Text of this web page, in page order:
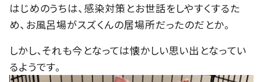
はじめのうちは、感染対策とお世話をしやすくするた
め、お風呂場がスズくんの居場所だったのだとか。
しかし、それも今となっては懐かしい思い出となってい
るようです。